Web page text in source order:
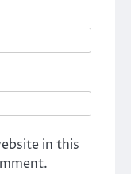
in this